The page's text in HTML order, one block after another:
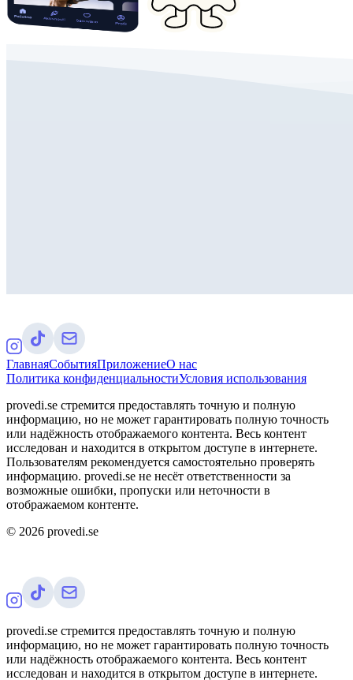
ГлавнаяСобытияПриложениеО нас
Политика конфиденциальностиУсловия использования
provedi.se стремится предоставлять точную и полную
информацию, но не может гарантировать полную точность
или надёжность отображаемого контента. Весь контент
исследован и находится в открытом доступе в интернете.
Пользователям рекомендуется самостоятельно проверять
информацию. provedi.se не несёт ответственности за
возможные ошибки, пропуски или неточности в
отображаемом контенте.
© 2026 provedi.se
provedi.se стремится предоставлять точную и полную
информацию, но не может гарантировать полную точность
или надёжность отображаемого контента. Весь контент
исследован и находится в открытом доступе в интернете.